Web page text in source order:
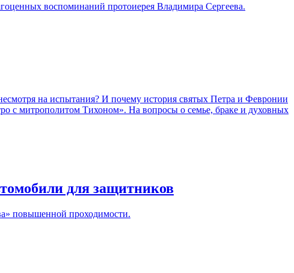
воспоминаний протоиерея Владимира Сергеева.
на испытания? И почему история святых Петра и Февронии
с митрополитом Тихоном». На вопросы о семье, браке и духовных
для защитников
повышенной проходимости.